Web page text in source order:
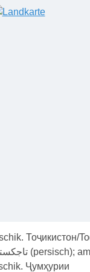
Тоҷикистон/
Ҷумҳурии